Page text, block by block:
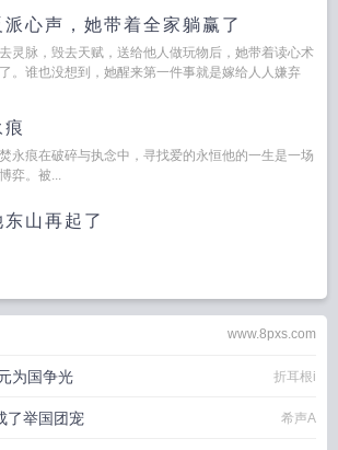
派心声，她带着全家躺赢了
灵脉，毁去天赋，送给他人做玩物后，她带着读心术
。谁也没想到，她醒来第一件事就是嫁给人人嫌弃
永痕在破碎与执念中，寻找爱的永恒他的一生是一场
弈。被...
东山再起了
www.8pxs.com
为国争光 折耳根i
了举国团宠 希声A